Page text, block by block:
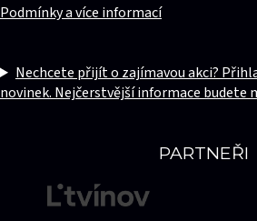
PARTNEŘI
Podmínky a více informací
Nechcete přijít o zajímavou akci?
novinek. Nejčerstvější informace budete